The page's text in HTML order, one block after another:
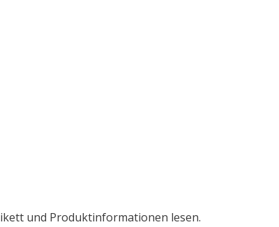
und Produktinformationen lesen.